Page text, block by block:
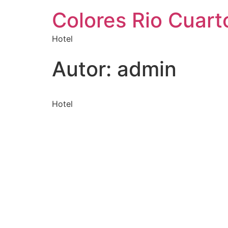
Colores Rio
Hotel
Autor: admin
Hotel